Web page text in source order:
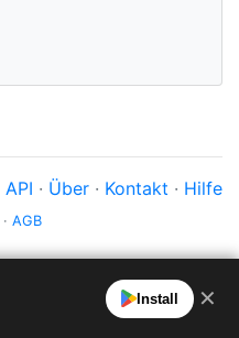
API · Über · Kontakt · Hilfe
· AGB
Install ✕